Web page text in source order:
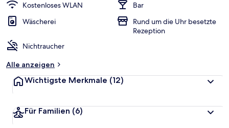
Kostenloses WLAN
Bar
Wäscherei
Rund um die Uhr besetzte
Rezeption
Nichtraucher
Alle anzeigen
Wichtigste Merkmale (12)
Für Familien (6)